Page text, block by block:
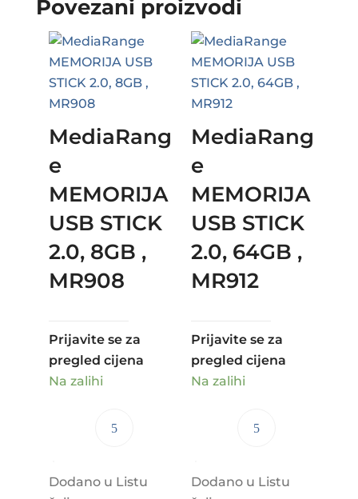
Povezani proizvodi
MediaRang
e
MEMORIJA
USB STICK
2.0, 8GB ,
MR908
Prijavite se za
pregled cijena
Na zalihi
Dodano u Listu
MediaRang
e
MEMORIJA
USB STICK
2.0, 64GB ,
MR912
Prijavite se za
pregled cijena
Na zalihi
Dodano u Listu